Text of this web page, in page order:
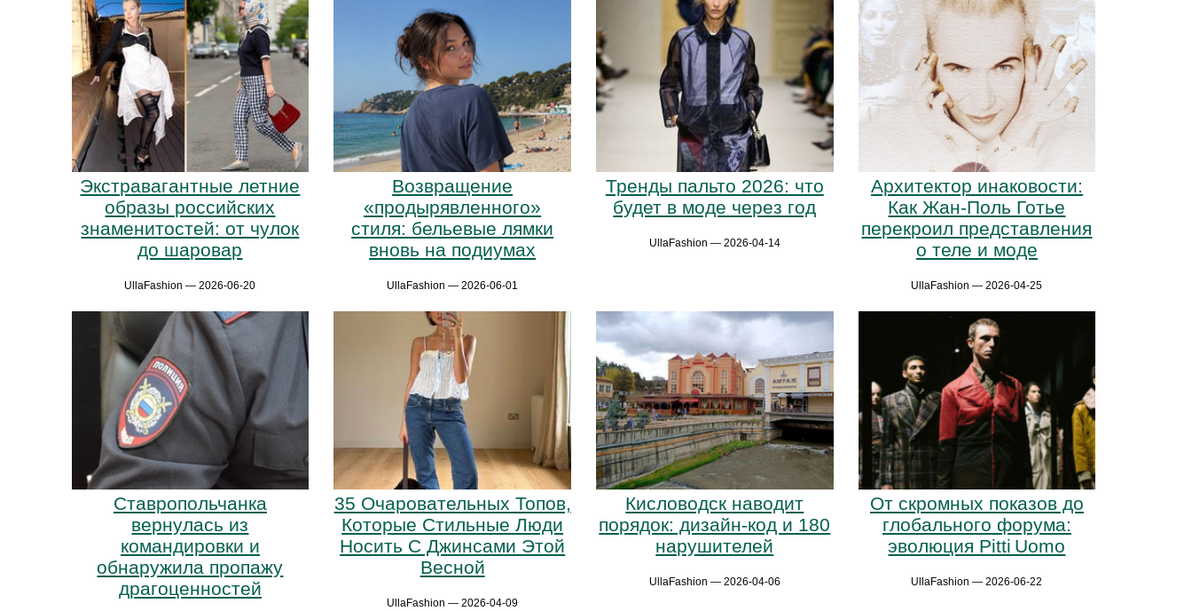
Экстравагантные летние
образы российских
знаменитостей: от чулок
до шаровар
UllaFashion — 2026-06-20
Возвращение
«продырявленного»
стиля: бельевые лямки
вновь на подиумах
UllaFashion — 2026-06-01
Тренды пальто 2026: что
будет в моде через год
UllaFashion — 2026-04-14
Архитектор инаковости:
Как Жан-Поль Готье
перекроил представления
о теле и моде
UllaFashion — 2026-04-25
Ставропольчанка
вернулась из
командировки и
обнаружила пропажу
драгоценностей
35 Очаровательных Топов,
Которые Стильные Люди
Носить С Джинсами Этой
Весной
UllaFashion — 2026-04-09
Кисловодск наводит
порядок: дизайн-код и 180
нарушителей
UllaFashion — 2026-04-06
От скромных показов до
глобального форума:
эволюция Pitti Uomo
UllaFashion — 2026-06-22